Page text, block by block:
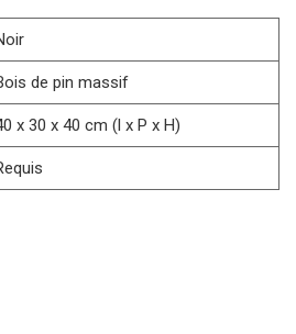
de pin massif
x 30 x 40 cm (l x P x H)